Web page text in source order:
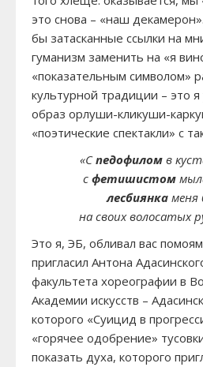
это снова – «наш
бы затасканные ссылки на
гуманизм заменить на «я
«показательным символом»
культурной традиции – это
образ орлуши-кликуши-
«поэтические спектакли» с
«Спедофиломв
с фетишистом
лесбиянкаменя
на своих волосатых
Это я, ЭБ, обливал вас
пригласил Антона
факультета хореографии в
Академии искусств –
которого «Суицид в
«горячее одобрение»
показать духа, которого